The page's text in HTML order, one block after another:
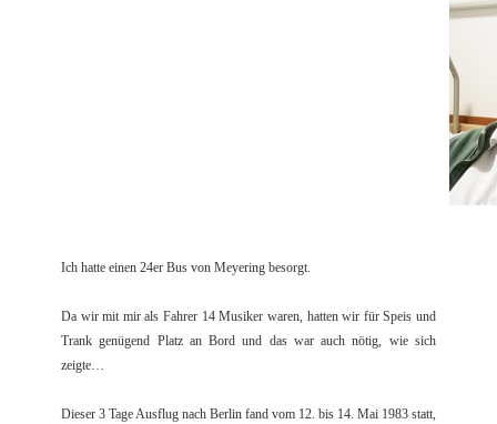
Ich hatte einen 24er Bus von Meyering besorgt.
Da wir mit mir als Fahrer 14 Musiker waren, hatten wir für Speis und
Trank genügend Platz an Bord und das war auch nötig, wie sich
zeigte…
Dieser 3 Tage Ausflug nach Berlin fand vom 12. bis 14. Mai 1983 statt,